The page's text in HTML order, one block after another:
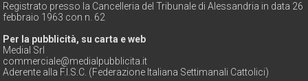
Registrato presso la Cancelleria del Tribunale di Alessandria in data 26
febbraio 1963 con n. 62
Per la pubblicità, su carta e web
Medial Srl
commerciale@medialpubblicita.it
Aderente alla F.I.S.C. (Federazione Italiana Settimanali Cattolici)